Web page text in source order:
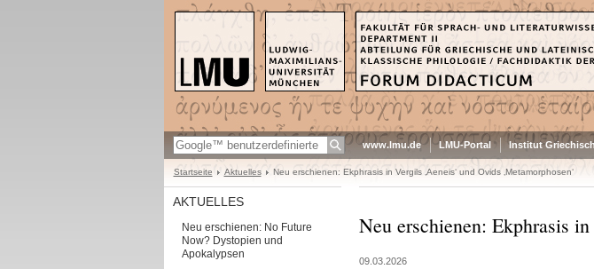
www.lmu.de LMU-Portal Institut
Startseite Aktuelles Neu erschienen: Ekphrasis in Vergils ‚Aeneis‘ und Ovids ‚Metamorphosen‘
AKTUELLES
Neu erschienen: No Future
Now? Dystopien und
Apokalypsen
Neu erschienen: Ekphrasis
09.03.2026